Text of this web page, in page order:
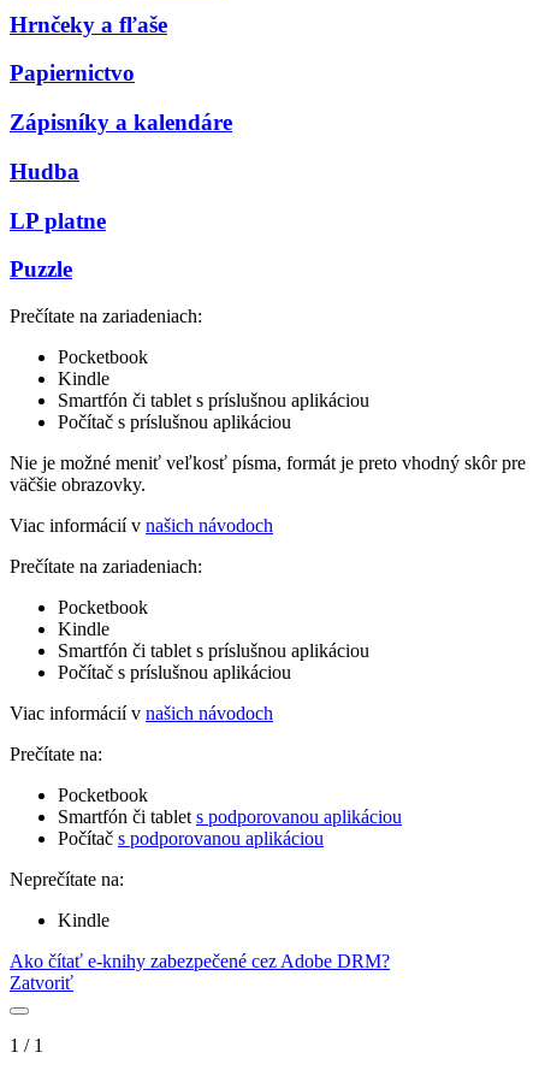
Hrnčeky a fľaše
Papiernictvo
Zápisníky a kalendáre
Hudba
LP platne
Puzzle
Prečítate na zariadeniach:
Pocketbook
Kindle
Smartfón či tablet s príslušnou aplikáciou
Počítač s príslušnou aplikáciou
Nie je možné meniť veľkosť písma, formát je preto vhodný skôr pre
väčšie obrazovky.
Viac informácií v našich návodoch
Prečítate na zariadeniach:
Pocketbook
Kindle
Smartfón či tablet s príslušnou aplikáciou
Počítač s príslušnou aplikáciou
Viac informácií v našich návodoch
Prečítate na:
Pocketbook
Smartfón či tablet s podporovanou aplikáciou
Počítač s podporovanou aplikáciou
Neprečítate na:
Kindle
Ako čítať e-knihy zabezpečené cez Adobe DRM?
Zatvoriť
1 / 1